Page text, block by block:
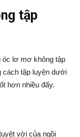
tập
lơ mơ không tập
cách tập luyện dưới
hơn nhiều đấy.
vời của ngồi